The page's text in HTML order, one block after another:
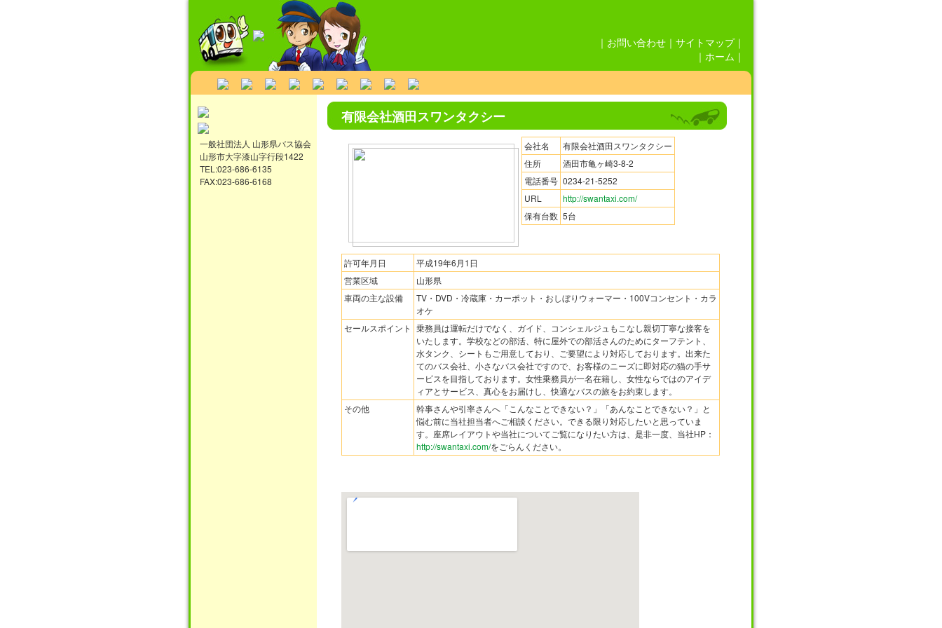
｜ お問い合わせ ｜ サイトマップ｜
｜ ホーム ｜
一般社団法人 山形県バス協会
山形市大字漆山字行段1422
TEL:023-686-6135
FAX:023-686-6168
有限会社酒田スワンタクシー
会社名
有限会社酒田スワンタクシー
住所
酒田市亀ヶ崎3-8-2
電話番号 0234-21-5252
URL
http://swantaxi.com/
保有台数 5台
許可年月日
平成19年6月1日
営業区域
山形県
車両の主な設備
TV・DVD・冷蔵庫・カーポット・おしぼりウォーマー・100Vコンセント・カラ
オケ
セールスポイント 乗務員は運転だけでなく、ガイド、コンシェルジュもこなし親切丁寧な接客を
いたします。学校などの部活、特に屋外での部活さんのためにターフテント、
水タンク、シートもご用意しており、ご要望により対応しております。出来た
てのバス会社、小さなバス会社ですので、お客様のニーズに即対応の猫の手サ
ービスを目指しております。女性乗務員が一名在籍し、女性ならではのアイデ
ィアとサービス、真心をお届けし、快適なバスの旅をお約束します。
その他
幹事さんや引率さんへ「こんなことできない？」「あんなことできない？」と
悩む前に当社担当者へご相談ください。できる限り対応したいと思っていま
す。座席レイアウトや当社についてご覧になりたい方は、是非一度、当社HP：
http://swantaxi.com/をごらんください。